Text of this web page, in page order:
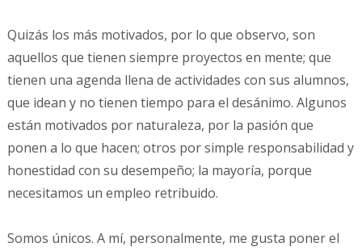
Quizás los más motivados, por lo que observo, son
aquellos que tienen siempre proyectos en mente; que
tienen una agenda llena de actividades con sus alumnos,
que idean y no tienen tiempo para el desánimo. Algunos
están motivados por naturaleza, por la pasión que
ponen a lo que hacen; otros por simple responsabilidad y
honestidad con su desempeño; la mayoría, porque
necesitamos un empleo retribuido.
Somos únicos. A mí, personalmente, me gusta poner el